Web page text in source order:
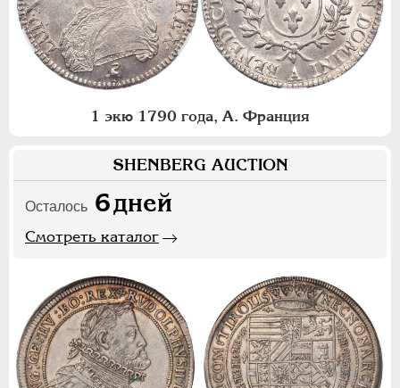
1 экю 1790 года, А. Франция
SHENBERG AUCTION
Осталось 6дней
Смотреть каталог